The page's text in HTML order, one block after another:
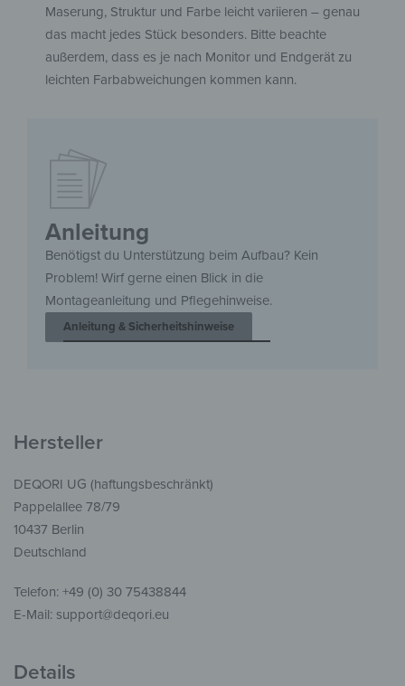
Anleitung
Benötigst du Unterstützung beim Aufbau? Kein
Problem! Wirf gerne einen Blick in die
Montageanleitung und Pflegehinweise.
Anleitung & Sicherheitshinweise
Maserung, Struktur und Farbe leicht variieren – genau
das macht jedes Stück besonders. Bitte beachte
außerdem, dass es je nach Monitor und Endgerät zu
leichten Farbabweichungen kommen kann.
Hersteller
DEQORI UG (haftungsbeschränkt)
Pappelallee 78/79
10437 Berlin
Deutschland
Telefon: +49 (0) 30 75438844
E-Mail: support@deqori.eu
Details